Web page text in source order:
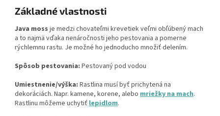
Základné vlastnosti
Java moss je medzi chovateľmi krevetiek veľmi obľúbený mach
a to najmä vďaka nenáročnosti jeho pestovania a pomerne
rýchlemnu rastu. Je možné ho jednoducho množiť delením.
Spôsob pestovania: Pestovaný pod vodou
Umiestnenie/výška: Rastlina musí byť prichytená na
dekoráciách. Napr. kamene, korene, alebo mriežky na mach.
Rastlinu môžeme uchytiť lepidlom.